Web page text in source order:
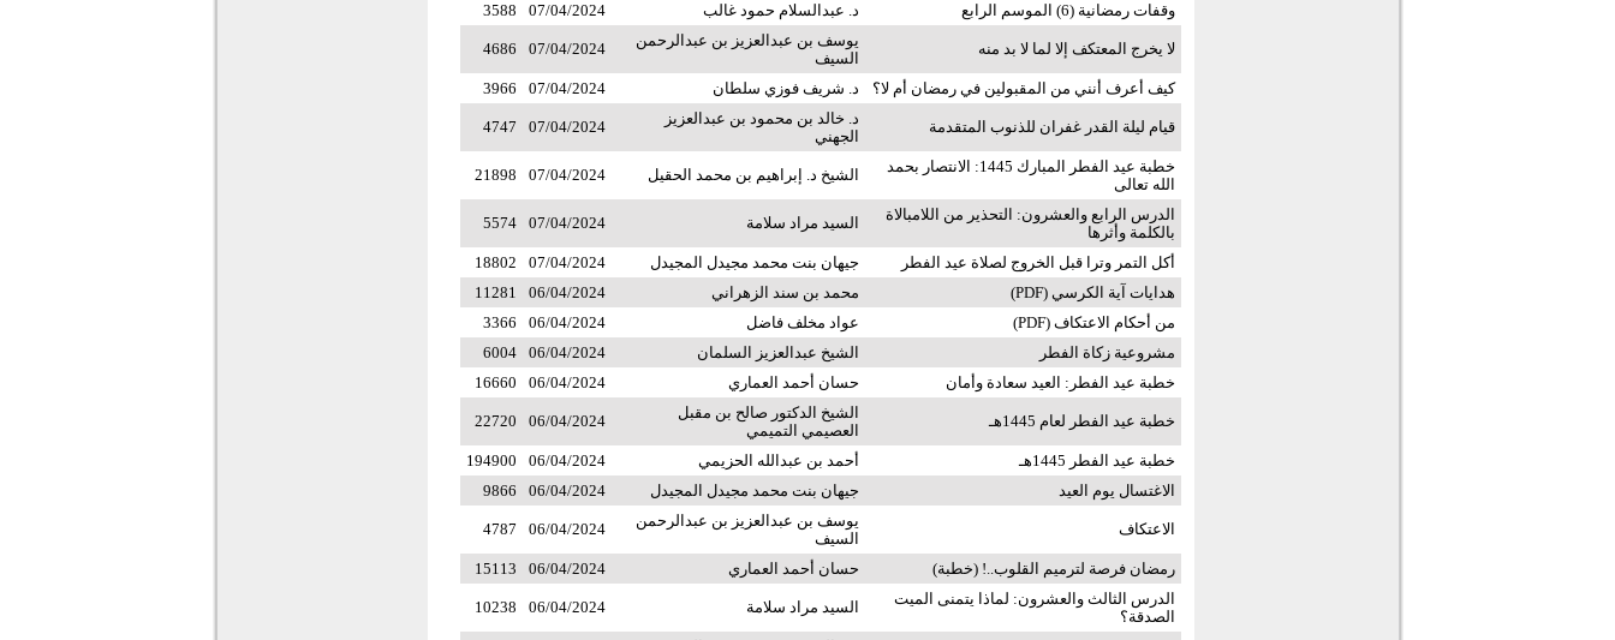
وقفات رمضانية (6) الموسم الرابع د. عبدالسلام حمود غالب 07/04/2024
3588
لا يخرج المعتكف إلا لما لا بد منه
يوسف بن عبدالعزيز بن عبدالرحمن
السيف
07/04/2024
4686
كيف أعرف أنني من المقبولين في رمضان أم لا؟ د. شريف فوزي سلطان 07/04/2024
3966
قيام ليلة القدر غفران للذنوب المتقدمة
د. خالد بن محمود بن عبدالعزيز
الجهني
07/04/2024
4747
خطبة عيد الفطر المبارك 1445: الانتصار بحمد
الله تعالى
الشيخ د. إبراهيم بن محمد الحقيل 07/04/2024
21898
الدرس الرابع والعشرون: التحذير من اللامبالاة
بالكلمة وأثرها
السيد مراد سلامة 07/04/2024
5574
أكل التمر وترا قبل الخروج لصلاة عيد الفطر جيهان بنت محمد مجيدل المجيدل 07/04/2024
18802
هدايات آية الكرسي (PDF)
محمد بن سند الزهراني 06/04/2024
11281
من أحكام الاعتكاف (PDF)
عواد مخلف فاضل 06/04/2024
3366
مشروعية زكاة الفطر
الشيخ عبدالعزيز السلمان 06/04/2024
6004
خطبة عيد الفطر: العيد سعادة وأمان
حسان أحمد العماري 06/04/2024
16660
خطبة عيد الفطر لعام 1445هـ
الشيخ الدكتور صالح بن مقبل
العصيمي التميمي
06/04/2024
22720
خطبة عيد الفطر 1445هـ أحمد بن عبدالله الحزيمي 06/04/2024
194900
الاغتسال يوم العيد
جيهان بنت محمد مجيدل المجيدل 06/04/2024
9866
الاعتكاف
يوسف بن عبدالعزيز بن عبدالرحمن
السيف
06/04/2024
4787
رمضان فرصة لترميم القلوب..! (خطبة) حسان أحمد العماري 06/04/2024
15113
الدرس الثالث والعشرون: لماذا يتمنى الميت
الصدقة؟
السيد مراد سلامة 06/04/2024
10238